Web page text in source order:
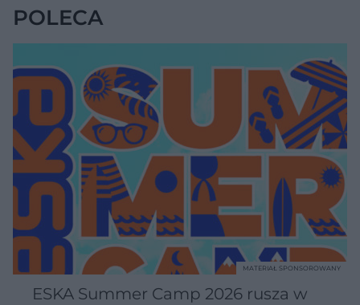
POLECA
ESKA Summer Camp 2026 rusza w
MATERIAŁ SPONSOROWANY